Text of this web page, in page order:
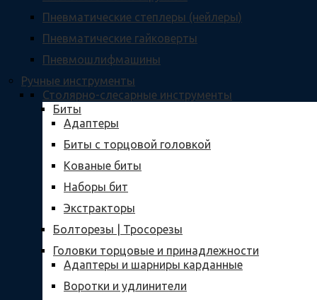
Пневматические степлеры (нейлеры)
Пневматические гайковерты
Пневмошлифмашины
Ручные инструменты
Столярно-слесарные инструменты
Биты
Адаптеры
Биты с торцовой головкой
Кованые биты
Наборы бит
Экстракторы
Болторезы | Тросорезы
Головки торцовые и принадлежности
Адаптеры и шарниры карданные
Воротки и удлинители